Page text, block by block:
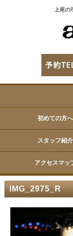
上尾
初めての方へ
スタッフ紹介
アクセスマッ
IMG_2975_R